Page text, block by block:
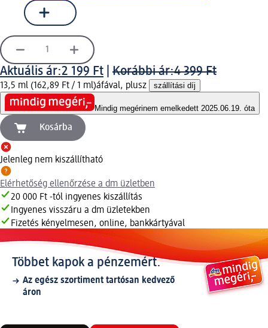
Aktuális ár:2 199 Ft Korábbi ár:4 399 Ft
13,5 ml (162,89 Ft / 1 ml)áfával, plusz szállítási díj
Mindig megérinem emelkedett 2025.06.19. óta
Kosárba
Jelenleg nem kiszállítható
Elérhetőség ellenőrzése a dm üzletben
20 000 Ft -tól ingyenes kiszállítás
Ingyenes visszáru a dm üzletekben
Fizetés kényelmesen, online, bankkártyával
Többet kapok a pénzemért.
Az egész szortiment tartósan kedvező
áron